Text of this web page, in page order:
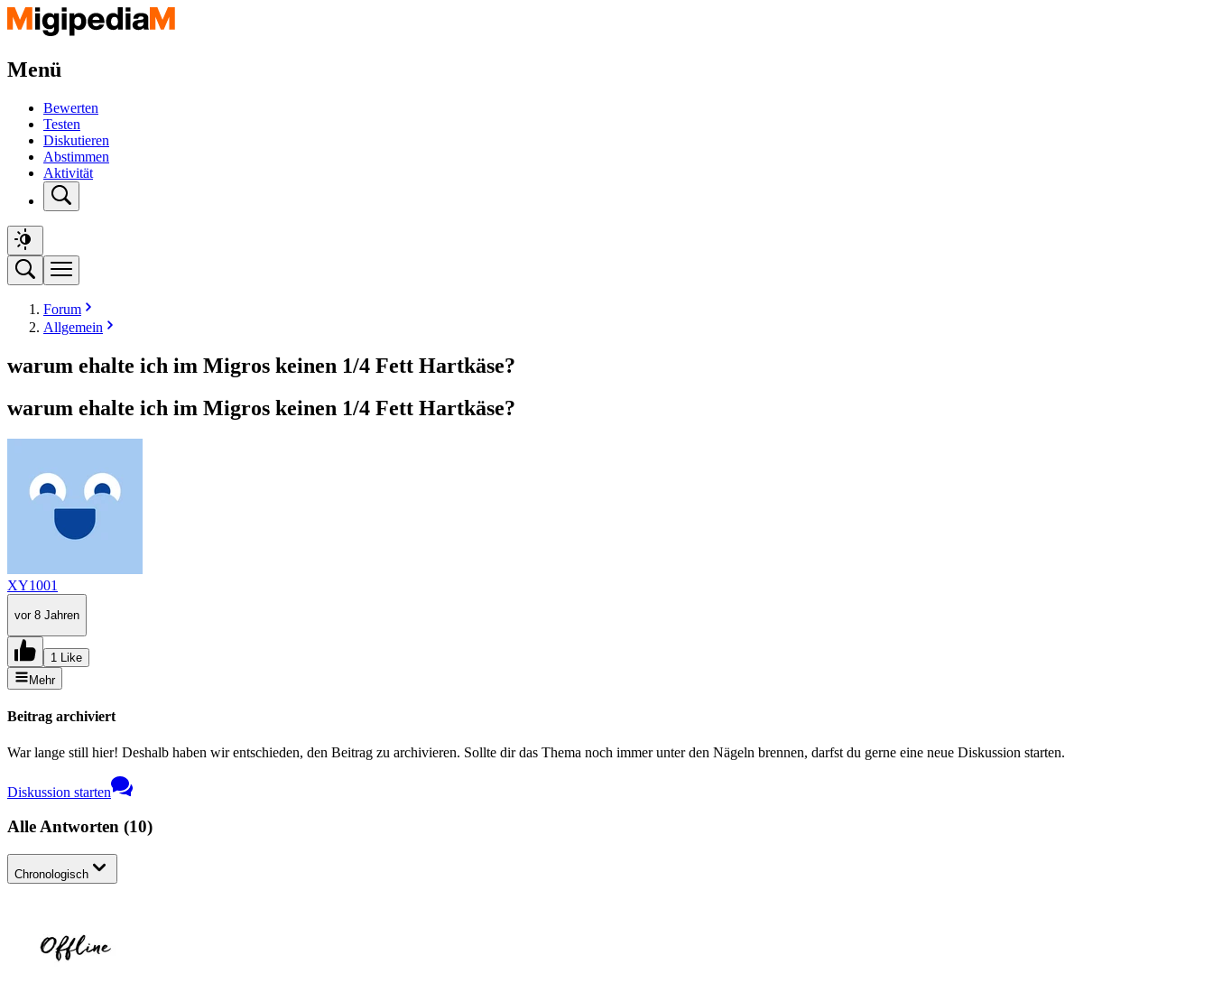
Menü
Bewerten
Testen
Diskutieren
Abstimmen
Aktivität
Forum
Allgemein
warum ehalte ich im Migros keinen 1/4 Fett Hartkäse?
warum ehalte ich im Migros keinen 1/4 Fett Hartkäse?
XY1001
vor 8 Jahren
1 Like
Mehr
Beitrag archiviert
War lange still hier! Deshalb haben wir entschieden, den Beitrag zu archivieren. Sollte dir das Thema noch immer unter den Nägeln brennen, darfst du gerne eine neue Diskussion starten.
Diskussion starten
Alle Antworten (10)
Chronologisch